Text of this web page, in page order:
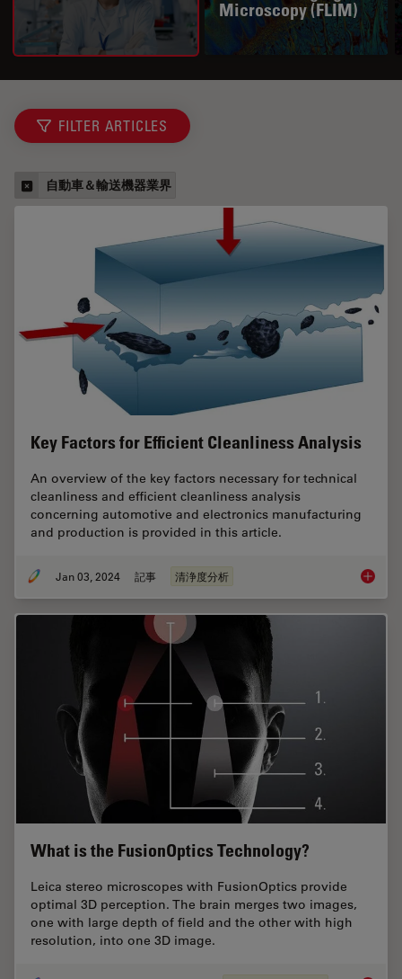
Microscopy (FLIM)
FILTER ARTICLES
自動車＆輸送機器業界
Key Factors for Efficient Cleanliness Analysis
An overview of the key factors necessary for technical
cleanliness and efficient cleanliness analysis
concerning automotive and electronics manufacturing
and production is provided in this article.
Jan 03, 2024 記事 清浄度分析 Key
What is the FusionOptics Technology?
Leica stereo microscopes with FusionOptics provide
optimal 3D perception. The brain merges two images,
one with large depth of field and the other with high
resolution, into one 3D image.